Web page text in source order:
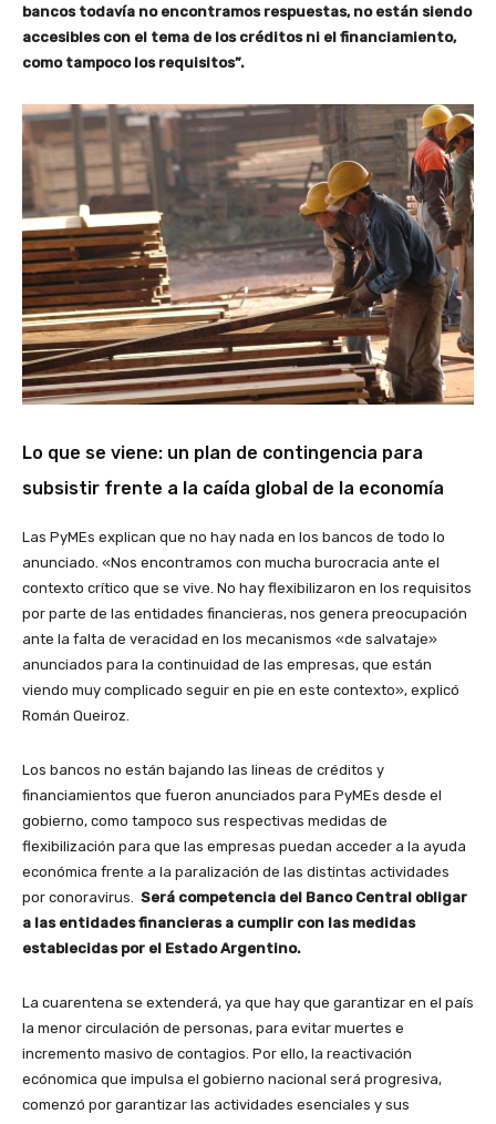
bancos todavía no encontramos respuestas, no están siendo
accesibles con el tema de los créditos ni el financiamiento,
como tampoco los requisitos”.
Lo que se viene: un plan de contingencia para
subsistir frente a la caída global de la economía
Las PyMEs explican que no hay nada en los bancos de todo lo
anunciado. «Nos encontramos con mucha burocracia ante el
contexto crítico que se vive. No hay flexibilizaron en los requisitos
por parte de las entidades financieras, nos genera preocupación
ante la falta de veracidad en los mecanismos «de salvataje»
anunciados para la continuidad de las empresas, que están
viendo muy complicado seguir en pie en este contexto», explicó
Román Queiroz.
Los bancos no están bajando las lineas de créditos y
financiamientos que fueron anunciados para PyMEs desde el
gobierno, como tampoco sus respectivas medidas de
flexibilización para que las empresas puedan acceder a la ayuda
económica frente a la paralización de las distintas actividades
por conoravirus. Será competencia del Banco Central obligar
a las entidades financieras a cumplir con las medidas
establecidas por el Estado Argentino.
La cuarentena se extenderá, ya que hay que garantizar en el país
la menor circulación de personas, para evitar muertes e
incremento masivo de contagios. Por ello, la reactivación
ecónomica que impulsa el gobierno nacional será progresiva,
comenzó por garantizar las actividades esenciales y sus